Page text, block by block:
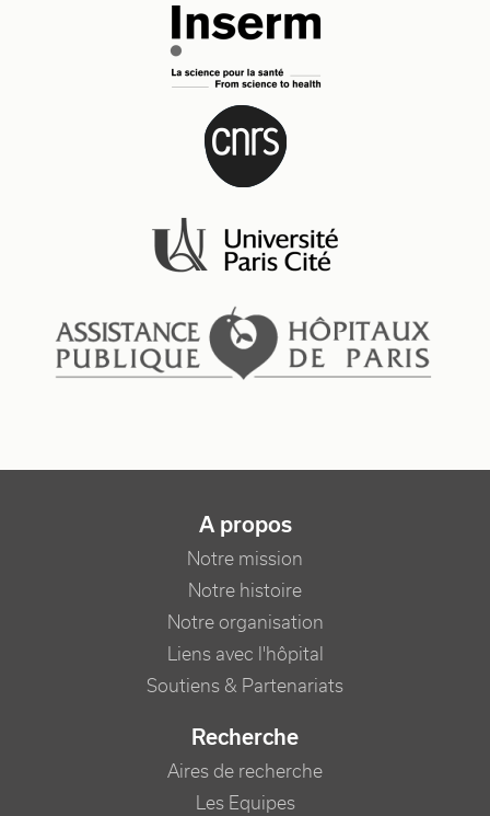
NAVIGATION PRINCIPALE
A propos
Notre mission
Notre histoire
Notre organisation
Liens avec l'hôpital
Soutiens & Partenariats
Recherche
Aires de recherche
Les Equipes